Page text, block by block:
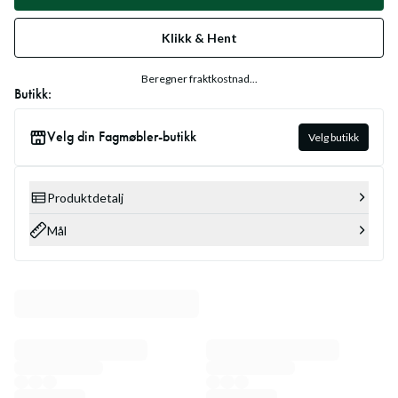
Klikk & Hent
Beregner fraktkostnad...
Butikk:
Velg din Fagmøbler-butikk Velg butikk
Produktdetalj
Mål